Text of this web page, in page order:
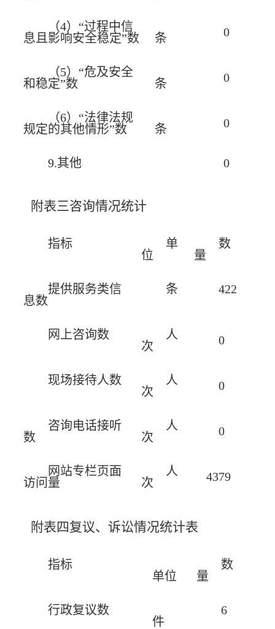
（4）“过程中信
息且影响安全稳定”数
条 0
（5）“危及安全
和稳定”数
条 0
（6）“法律法规
规定的其他情形”数
条 0
9.其他 0
附表三咨询情况统计
指标
单
位
数
量
提供服务类信
息数
条 422
网上咨询数
人
次
0
现场接待人数
人
次
0
咨询电话接听
数
人
次
0
网站专栏页面
访问量
人
次
4379
附表四复议、诉讼情况统计表
指标
单位
数
量
行政复议数
件
6